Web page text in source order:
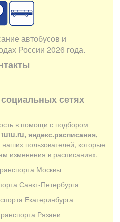
автобусов и
России 2026 года.
сетях
в помощи с подбором
tutu.ru, яндекс.расписания,
наших пользователей, которые
изменения в расписаниях.
Москвы
Санкт-Петербурга
Екатеринбурга
Рязани